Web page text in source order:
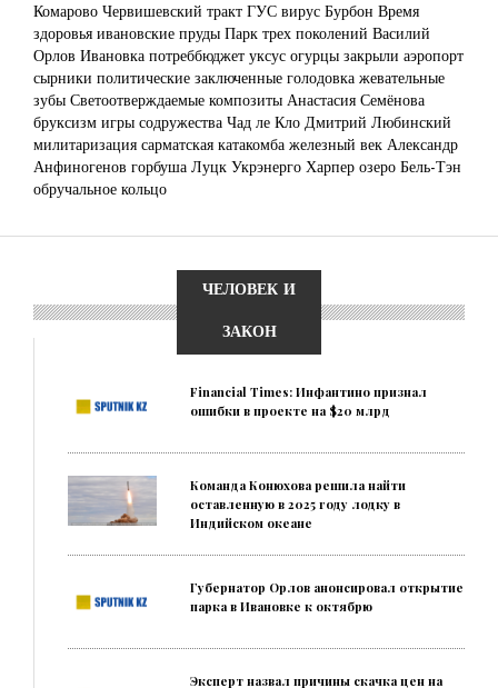
Комарово Червишевский тракт ГУС вирус Бурбон Время
здоровья ивановские пруды Парк трех поколений Василий
Орлов Ивановка потреббюджет уксус огурцы закрыли аэропорт
сырники политические заключенные голодовка жевательные
зубы Светоотверждаемые композиты Анастасия Семёнова
бруксизм игры содружества Чад ле Кло Дмитрий Любинский
милитаризация сарматская катакомба железный век Александр
Анфиногенов горбуша Луцк Укрэнерго Харпер озеро Бель-Тэн
обручальное кольцо
ЧЕЛОВЕК И
ЗАКОН
Financial Times: Инфантино признал
ошибки в проекте на $20 млрд
Команда Конюхова решила найти
оставленную в 2025 году лодку в
Индийском океане
Губернатор Орлов анонсировал открытие
парка в Ивановке к октябрю
Эксперт назвал причины скачка цен на